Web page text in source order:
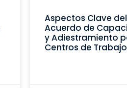
Aspectos Clave del
Acuerdo de
y Adiestramiento
Centros de Trabajo